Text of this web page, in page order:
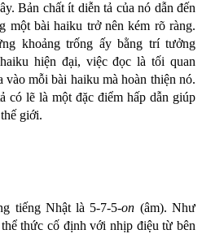
Bản chất ít diễn tả của nó dẫn đến
một bài haiku trở nên kém rõ ràng.
khoảng trống ấy bằng trí tưởng
hiện đại, việc đọc là tối quan
mỗi bài haiku mà hoàn thiện nó.
có lẽ là một đặc điểm hấp dẫn giúp
giới.
tiếng Nhật là 5-7-5-on (âm). Như
thức cố định với nhịp điệu từ bên